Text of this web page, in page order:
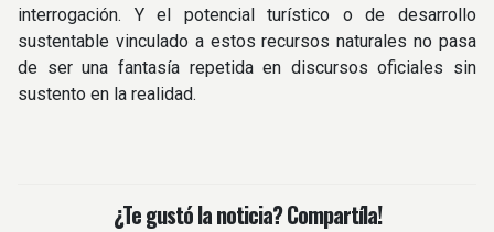
interrogación. Y el potencial turístico o de desarrollo
sustentable vinculado a estos recursos naturales no pasa
de ser una fantasía repetida en discursos oficiales sin
sustento en la realidad.
¿Te gustó la noticia? Compartíla!